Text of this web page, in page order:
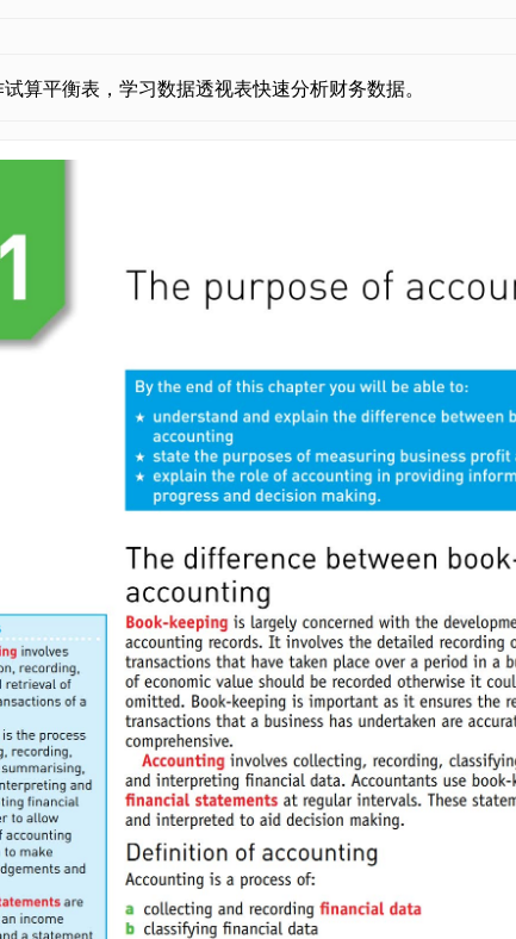
算平衡表，学习数据透视表快速分析财务数据。